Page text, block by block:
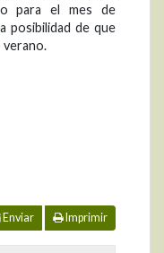
para el mes de
posibilidad de que
verano.
Enviar Imprimir